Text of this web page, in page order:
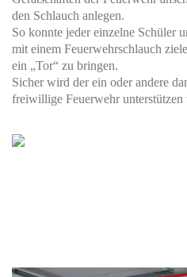
den Schlauch anlegen.
So konnte jeder einzelne Schüler
mit einem Feuerwehrschlauch
ein „Tor“ zu bringen.
Sicher wird der ein oder andere
freiwillige Feuerwehr unterstützen